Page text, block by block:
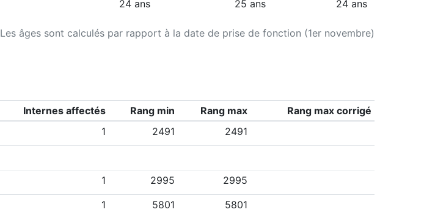
Les âges sont calculés par rapport à la date de prise de fonction (1er novembre)
24 ans 25 ans 24 ans
Internes affectés Rang min Rang max
Rang max corrigé
1 2491 2491
1 2995 2995
1 5801 5801